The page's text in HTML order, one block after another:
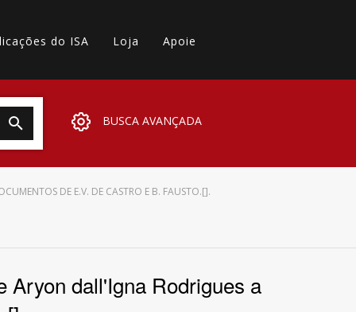
do ISA Loja Apoie
BUSCA AVANÇADA
DE E.V. DE CASTRO E B. FAUSTO.[].
Aryon dall'Igna Rodrigues a